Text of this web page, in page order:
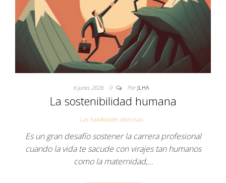
6 junio, 2026 0 Por JLHA
La sostenibilidad humana
Las habilidades directivas
Es un gran desafío sostener la carrera profesional
cuando la vida te sacude con virajes tan humanos
como la maternidad,…